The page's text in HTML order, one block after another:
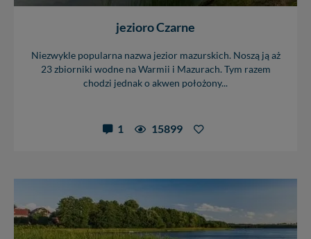
jezioro Czarne
Niezwykle popularna nazwa jezior mazurskich. Noszą ją aż
23 zbiorniki wodne na Warmii i Mazurach. Tym razem
chodzi jednak o akwen położony...
1 15899